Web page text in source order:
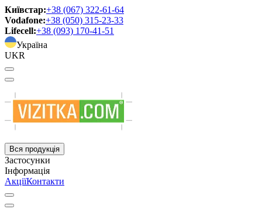
Київстар:+38 (067) 322-61-64
Vodafone:+38 (050) 315-23-33
Lifecell:+38 (093) 170-41-51
Україна
UKR
Вся продукція
Застосунки
Інформація
АкціїКонтакти